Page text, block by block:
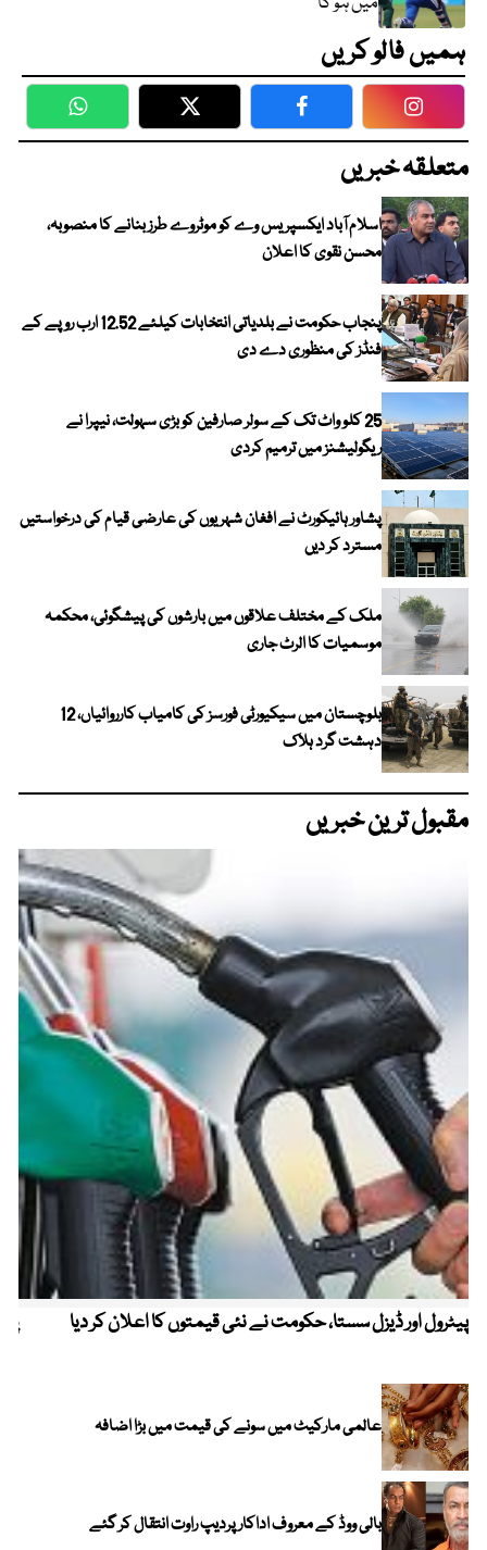
ہمیں فالو کریں
WhatsApp Twitter Facebook
متعلقہ خبریں
اسلام آباد ایکسپریس وے کو موٹروے طرز بنانے کا منصوبہ،
محسن نقوی کا اعلان
پنجاب حکومت نے بلدیاتی انتخابات کیلئے 12.52 ارب روپے کے
فنڈز کی منظوری دے دی
25 کلو واٹ تک کے سولر صارفین کو بڑی سہولت، نیپرا نے
ریگولیشنز میں ترمیم کردی
پشاور ہائیکورٹ نے افغان شہریوں کی عارضی قیام کی درخواستیں
مسترد کر دیں
ملک کے مختلف علاقوں میں بارشوں کی پیشگوئی، محکمہ
موسمیات کا الرٹ جاری
بلوچستان میں سیکیورٹی فورسز کی کامیاب کارروائیاں، 12
دہشت گرد ہلاک
مقبول ترین خبریں
پیٹرول اور ڈیزل سستا، حکومت نے نئی قیمتوں کا اعلان کر دیا
عالمی مارکیٹ میں سونے کی قیمت میں بڑا اضافہ
بالی ووڈ کے معروف اداکار پردیپ راوت انتقال کر گئے